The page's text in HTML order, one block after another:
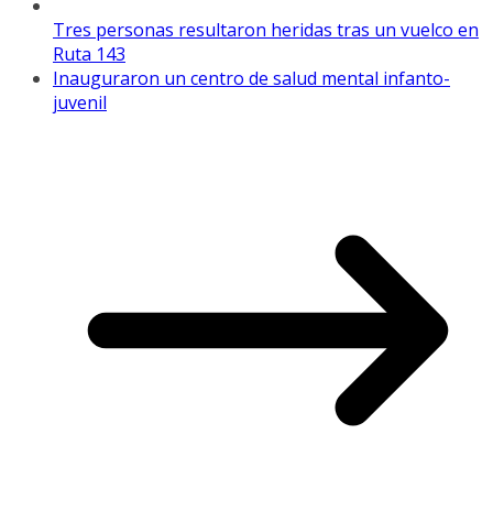
Tres personas resultaron heridas tras un vuelco en
Ruta 143
Inauguraron un centro de salud mental infanto-
juvenil